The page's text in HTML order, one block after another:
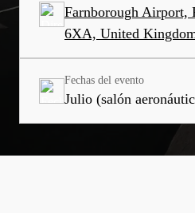
Farnborough Airport,
6XA, United
Fechas del evento
Julio (salón